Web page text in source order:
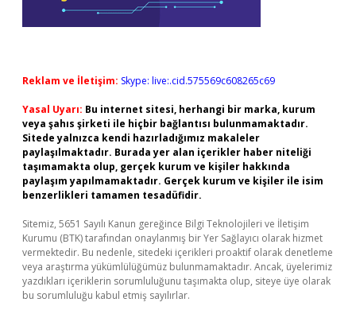
Reklam ve İletişim: Skype: live:.cid.575569c608265c69
Yasal Uyarı: Bu internet sitesi, herhangi bir marka, kurum
veya şahıs şirketi ile hiçbir bağlantısı bulunmamaktadır.
Sitede yalnızca kendi hazırladığımız makaleler
paylaşılmaktadır. Burada yer alan içerikler haber niteliği
taşımamakta olup, gerçek kurum ve kişiler hakkında
paylaşım yapılmamaktadır. Gerçek kurum ve kişiler ile isim
benzerlikleri tamamen tesadüfidir.
Sitemiz, 5651 Sayılı Kanun gereğince Bilgi Teknolojileri ve İletişim
Kurumu (BTK) tarafından onaylanmış bir Yer Sağlayıcı olarak hizmet
vermektedir. Bu nedenle, sitedeki içerikleri proaktif olarak denetleme
veya araştırma yükümlülüğümüz bulunmamaktadır. Ancak, üyelerimiz
yazdıkları içeriklerin sorumluluğunu taşımakta olup, siteye üye olarak
bu sorumluluğu kabul etmiş sayılırlar.